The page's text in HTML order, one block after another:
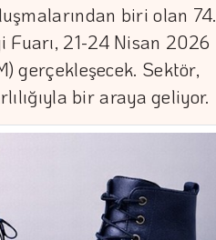
biri olan 74.
Fuarı, 21-24 Nisan 2026
gerçekleşecek. Sektör,
bir araya geliyor.